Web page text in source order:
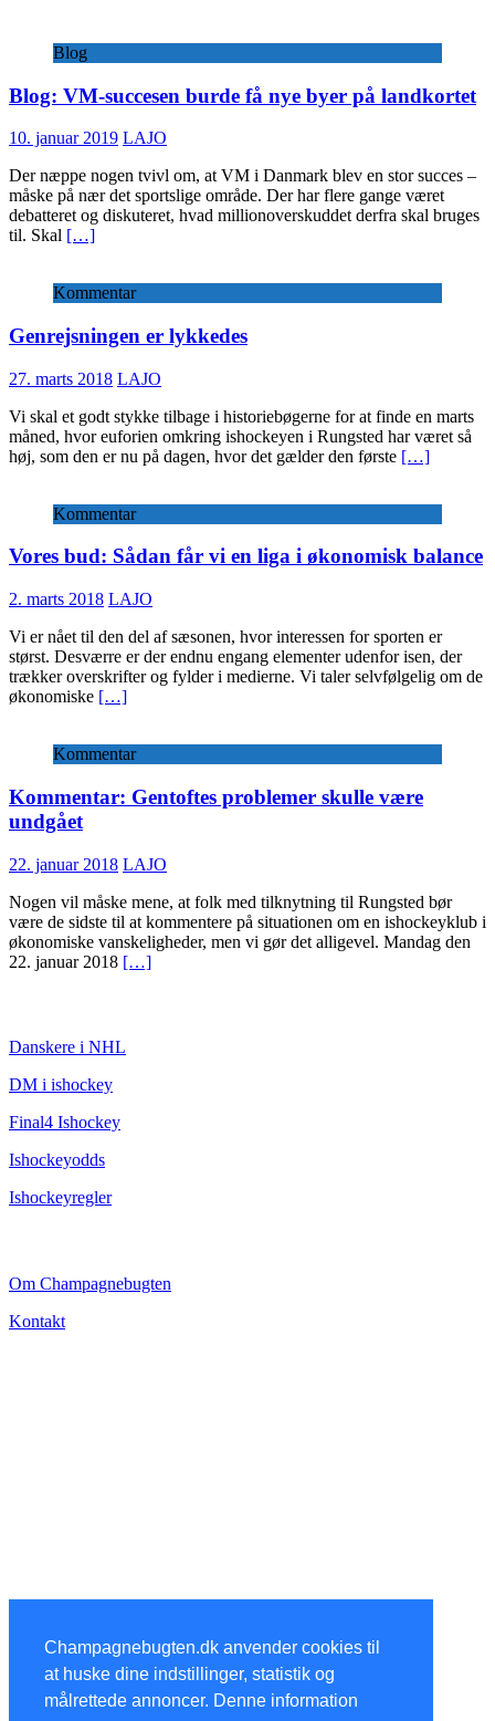
Champagnebugten.dk anvender cookies til
at huske dine indstillinger, statistik og
målrettede annoncer. Denne information
Blog
Blog: VM-succesen burde få nye byer på landkortet
10. januar 2019 LAJO
Der næppe nogen tvivl om, at VM i Danmark blev en stor succes –
måske på nær det sportslige område. Der har flere gange været
debatteret og diskuteret, hvad millionoverskuddet derfra skal bruges
til. Skal […]
Kommentar
Genrejsningen er lykkedes
27. marts 2018 LAJO
Vi skal et godt stykke tilbage i historiebøgerne for at finde en marts
måned, hvor euforien omkring ishockeyen i Rungsted har været så
høj, som den er nu på dagen, hvor det gælder den første […]
Kommentar
Vores bud: Sådan får vi en liga i økonomisk balance
2. marts 2018 LAJO
Vi er nået til den del af sæsonen, hvor interessen for sporten er
størst. Desværre er der endnu engang elementer udenfor isen, der
trækker overskrifter og fylder i medierne. Vi taler selvfølgelig om de
økonomiske […]
Kommentar
Kommentar: Gentoftes problemer skulle være
undgået
22. januar 2018 LAJO
Nogen vil måske mene, at folk med tilknytning til Rungsted bør
være de sidste til at kommentere på situationen om en ishockeyklub i
økonomiske vanskeligheder, men vi gør det alligevel. Mandag den
22. januar 2018 […]
Danskere i NHL
DM i ishockey
Final4 Ishockey
Ishockeyodds
Ishockeyregler
Om Champagnebugten
Kontakt